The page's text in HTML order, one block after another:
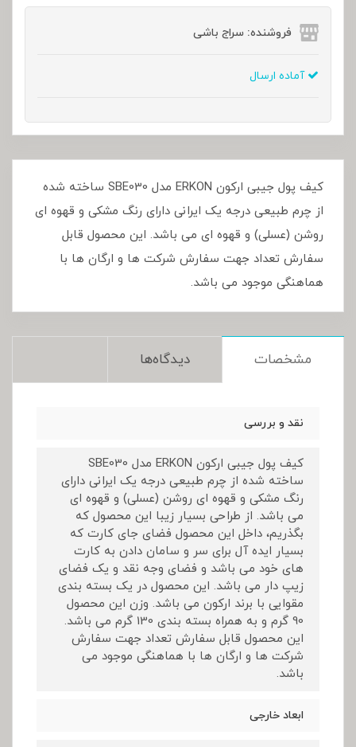
فروشنده: سراج باشی
آماده ارسال
کیف پول جیبی ارکون ERKON مدل SBE030 ساخته شده
از چرم طبیعی درجه یک ایرانی دارای رنگ مشکی و قهوه ای
روشن (عسلی) و قهوه ای می باشد. این محصول قابل
سفارش تعداد جهت سفارش شرکت ها و ارگان ها با
هماهنگی موجود می باشد.
مشخصات دیدگاه‌ها
نقد و بررسی
کیف پول جیبی ارکون ERKON مدل SBE030
ساخته شده از چرم طبیعی درجه یک ایرانی دارای
رنگ مشکی و قهوه ای روشن (عسلی) و قهوه ای
می باشد. از طراحی بسیار زیبا این محصول که
بگذریم، داخل این محصول فضای جای کارت که
بسیار ایده آل برای سر و سامان دادن به کارت
های خود می باشد و فضای وجه نقد و یک فضای
زیپ دار می باشد. این محصول در یک بسته بندی
مقوایی با برند ارکون می باشد. وزن این محصول
90 گرم و به همراه بسته بندی 130 گرم می باشد.
این محصول قابل سفارش تعداد جهت سفارش
شرکت ها و ارگان ها با هماهنگی موجود می
باشد.
ابعاد خارجی